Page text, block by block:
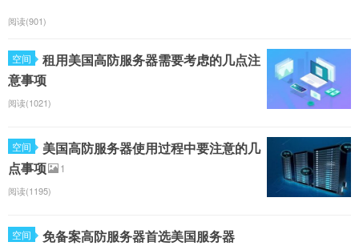
阅读(901)
空间
租用美国高防服务器需要考虑的几点注
意事项
阅读(1021)
空间
美国高防服务器使用过程中要注意的几
点事项
1
阅读(1195)
空间 免备案高防服务器首选美国服务器